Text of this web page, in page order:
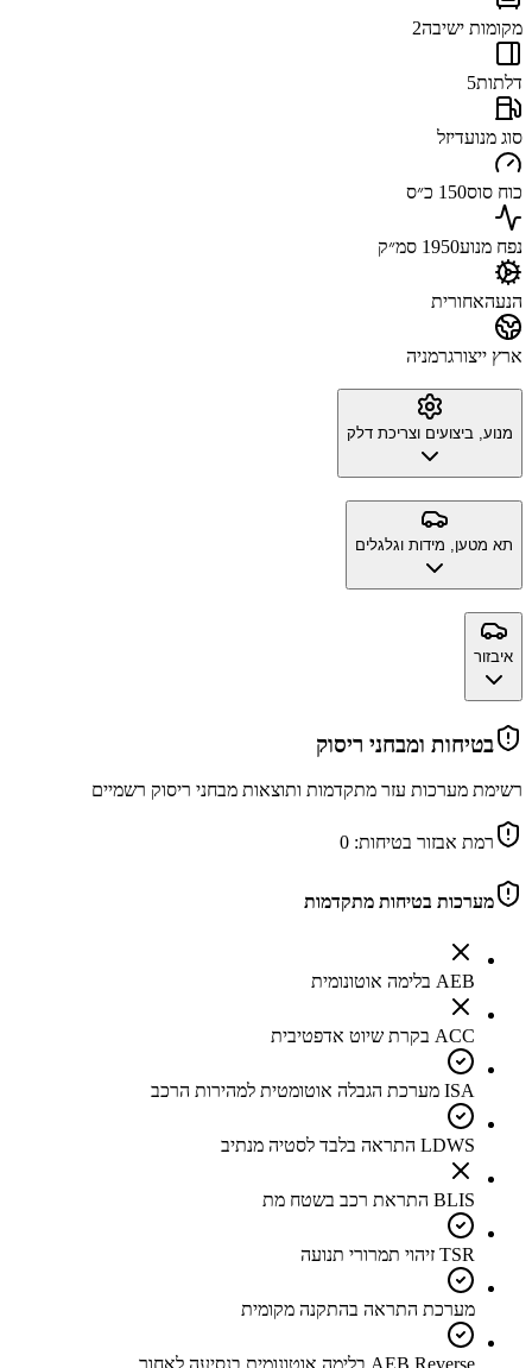
מקומות ישיבה2
דלתות5
סוג מנועדיזל
כוח סוס150 כ״ס
נפח מנוע1950 סמ״ק
הנעהאחורית
ארץ ייצורגרמניה
מנוע, ביצועים וצריכת דלק
תא מטען, מידות וגלגלים
איבזור
בטיחות ומבחני ריסוק
רשימת מערכות עזר מתקדמות ותוצאות מבחני ריסוק רשמיים
רמת אבזור בטיחות: 0
מערכות בטיחות מתקדמות
AEB בלימה אוטונומית
ACC בקרת שיוט אדפטיבית
ISA מערכת הגבלה אוטומטית למהירות הרכב
LDWS התראה בלבד לסטיה מנתיב
BLIS התראת רכב בשטח מת
TSR זיהוי תמרורי תנועה
מערכת התראה בהתקנה מקומית
AEB Reverse בלימה אוטונומית בנסיעה לאחור